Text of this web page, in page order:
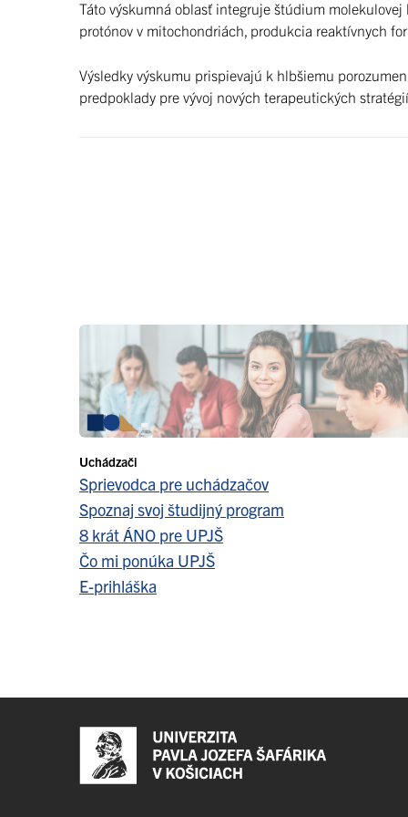
Táto výskumná oblasť integruje štúdium
protónov v mitochondriách, produkcia reaktívnych
Výsledky výskumu prispievajú k hlbšiemu
predpoklady pre vývoj nových terapeutických
Uchádzači
Sprievodca pre uchádzačov
Spoznaj svoj študijný program
8 krát ÁNO pre UPJŠ
Čo mi ponúka UPJŠ
E-prihláška